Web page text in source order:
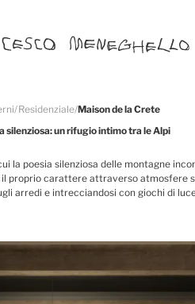
silenziosa: un rifugio intimo tra le Alpi
/Residenziale/Maison de la Crete
la poesia silenziosa delle montagne
proprio carattere attraverso
arredi e intrecciandosi con giochi di